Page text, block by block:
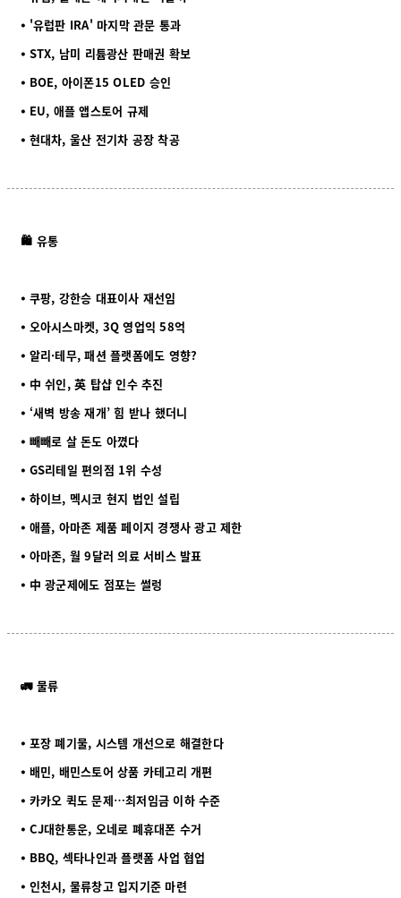
⦁ '유럽판 IRA' 마지막 관문 통과
⦁ STX, 남미 리튬광산 판매권 확보
⦁ BOE, 아이폰15 OLED 승인
⦁ EU, 애플 앱스토어 규제
⦁ 현대차, 울산 전기차 공장 착공
🛍️ 유통
⦁ 쿠팡, 강한승 대표이사 재선임
⦁ 오아시스마켓, 3Q 영업익 58억
⦁ 알리·테무, 패션 플랫폼에도 영향?
⦁ 中 쉬인, 英 탑샵 인수 추진
⦁ ‘새벽 방송 재개’ 힘 받나 했더니
⦁ 빼빼로 살 돈도 아꼈다
⦁ GS리테일 편의점 1위 수성
⦁ 하이브, 멕시코 현지 법인 설립
⦁ 애플, 아마존 제품 페이지 경쟁사 광고 제한
⦁ 아마존, 월 9달러 의료 서비스 발표
⦁ 中 광군제에도 점포는 썰렁
🚛 물류
⦁ 포장 폐기물, 시스템 개선으로 해결한다
⦁ 배민, 배민스토어 상품 카테고리 개편
⦁ 카카오 퀵도 문제…최저임금 이하 수준
⦁ CJ대한통운, 오네로 폐휴대폰 수거
⦁ BBQ, 섹타나인과 플랫폼 사업 협업
⦁ 인천시, 물류창고 입지기준 마련